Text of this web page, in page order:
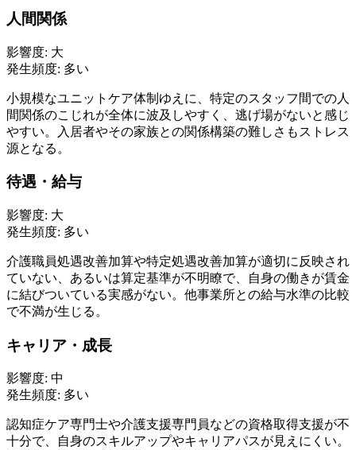
人間関係
影響度: 大
発生頻度: 多い
小規模なユニットケア体制ゆえに、特定のスタッフ間での人
間関係のこじれが全体に波及しやすく、逃げ場がないと感じ
やすい。入居者やその家族との関係構築の難しさもストレス
源となる。
待遇・給与
影響度: 大
発生頻度: 多い
介護職員処遇改善加算や特定処遇改善加算が適切に反映され
ていない、あるいは算定基準が不明瞭で、自身の働きが賃金
に結びついている実感がない。他事業所との給与水準の比較
で不満が生じる。
キャリア・成長
影響度: 中
発生頻度: 多い
認知症ケア専門士や介護支援専門員などの資格取得支援が不
十分で、自身のスキルアップやキャリアパスが見えにくい。